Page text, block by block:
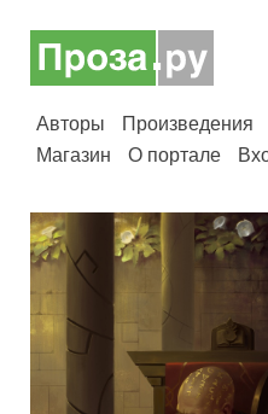
Авторы Произведения
Магазин
О портале